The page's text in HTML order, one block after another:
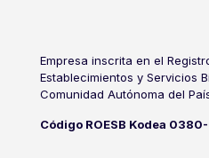
Empresa inscrita en el
Establecimientos y Servicios
Comunidad Autónoma del
Código ROESB Kodea